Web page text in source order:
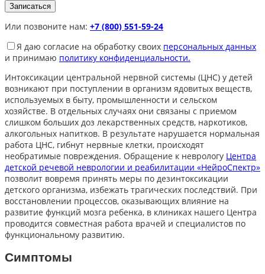
Или позвоните нам: +7 (800) 551-59-24
Я даю согласие на обработку своих персональных данных
и принимаю политику конфиденциальности.
Интоксикации центральной нервной системы (ЦНС) у детей
возникают при поступлении в организм ядовитых веществ,
используемых в быту, промышленности и сельском
хозяйстве. В отдельных случаях они связаны с приемом
слишком больших доз лекарственных средств, наркотиков,
алкогольных напитков. В результате нарушается нормальная
работа ЦНС, гибнут нервные клетки, происходят
необратимые повреждения. Обращение к неврологу Центра
детской речевой неврологии и реабилитации «НейроСпектр»
позволит вовремя принять меры по дезинтоксикации
детского организма, избежать трагических последствий. При
восстановлении процессов, оказывающих влияние на
развитие функций мозга ребенка, в клиниках нашего Центра
проводится совместная работа врачей и специалистов по
функциональному развитию.
Симптомы